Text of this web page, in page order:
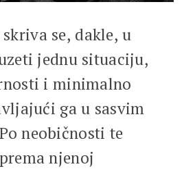
se, dakle, u
jednu situaciju,
i minimalno
ga u sasvim
neobičnosti te
njenoj